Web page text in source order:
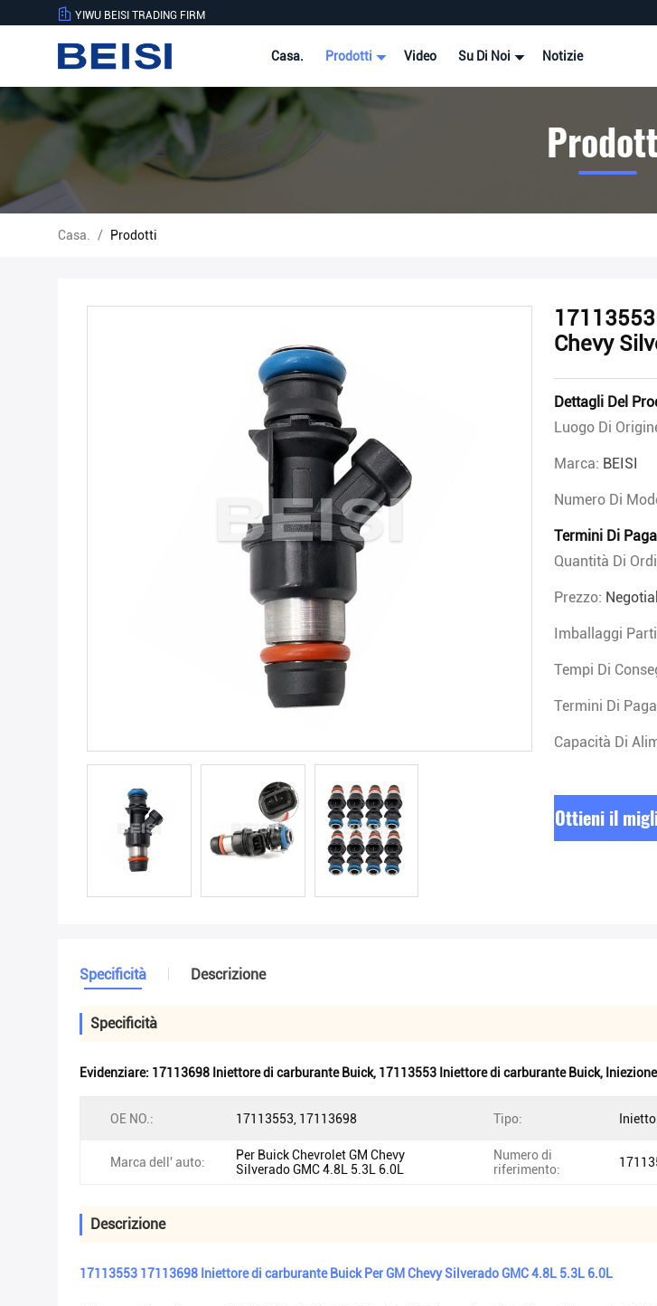
YIWU BEISI TRADING FIRM
Casa. Prodotti Video Su Di Noi Notizie
Casa. / Prodotti
Chevy
Dettagli Del
Luogo Di
Marca: BEISI
Numero Di
Termini Di
Quantità Di
Prezzo:
Imballaggi
Tempi Di
Termini Di
Capacità Di
Ottieni il
Specificità Descrizione
Specificità
Evidenziare: 17113698 Iniettore di carburante Buick, 17113553 Iniettore di carburante Buick,
OE NO.: 17113553, 17113698 Tipo:
Marca dell' auto:
Per Buick Chevrolet GM Chevy
Silverado GMC 4.8L 5.3L 6.0L
Numero di
riferimento:
Descrizione
17113553 17113698 Iniettore di carburante Buick Per GM Chevy Silverado GMC 4.8L 5.3L 6.0L